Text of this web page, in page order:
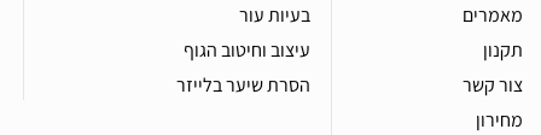
מאמרים
תקנון
צור קשר
מחירון
בעיות עור
עיצוב וחיטוב הגוף
הסרת שיער בלייזר